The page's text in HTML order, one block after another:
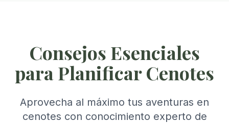
Consejos Esenciales
para Planificar Cenotes
Aprovecha al máximo tus aventuras en
cenotes con conocimiento experto de